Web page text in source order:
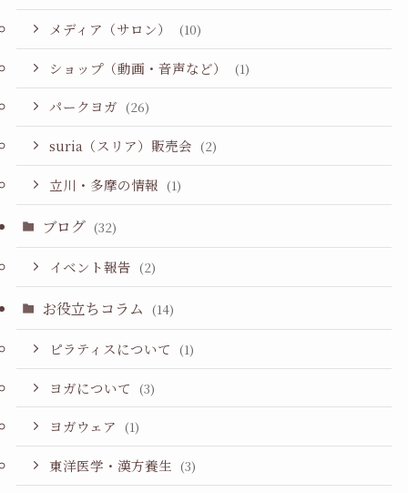
メディア（サロン） (10)
ショップ（動画・音声など） (1)
パークヨガ (26)
suria（スリア）販売会 (2)
立川・多摩の情報 (1)
ブログ (32)
イベント報告 (2)
お役立ちコラム (14)
ピラティスについて (1)
ヨガについて (3)
ヨガウェア (1)
東洋医学・漢方養生 (3)